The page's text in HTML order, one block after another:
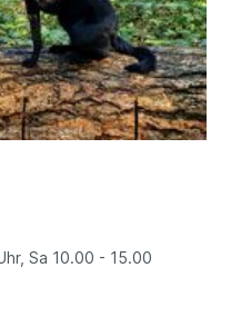
Sa 10.00 - 15.00